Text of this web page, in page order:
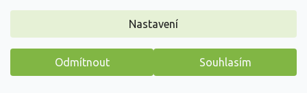
Nastavení
Odmítnout Souhlasím
Rosa 'Sunny Siluetta®'
Máme pro vás malý dárek